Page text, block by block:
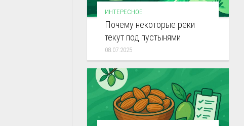
ИНТЕРЕСНОЕ
Почему некоторые реки
текут под пустынями
08.07.2025